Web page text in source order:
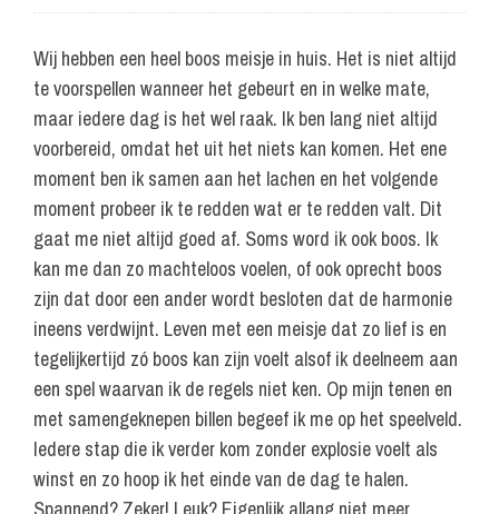
Wij hebben een heel boos meisje in huis. Het is niet altijd
te voorspellen wanneer het gebeurt en in welke mate,
maar iedere dag is het wel raak. Ik ben lang niet altijd
voorbereid, omdat het uit het niets kan komen. Het ene
moment ben ik samen aan het lachen en het volgende
moment probeer ik te redden wat er te redden valt. Dit
gaat me niet altijd goed af. Soms word ik ook boos. Ik
kan me dan zo machteloos voelen, of ook oprecht boos
zijn dat door een ander wordt besloten dat de harmonie
ineens verdwijnt. Leven met een meisje dat zo lief is en
tegelijkertijd zó boos kan zijn voelt alsof ik deelneem aan
een spel waarvan ik de regels niet ken. Op mijn tenen en
met samengeknepen billen begeef ik me op het speelveld.
Iedere stap die ik verder kom zonder explosie voelt als
winst en zo hoop ik het einde van de dag te halen.